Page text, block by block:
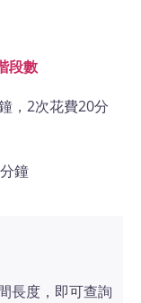
段數
，2次花費20分
鐘
長度 ，即可查詢